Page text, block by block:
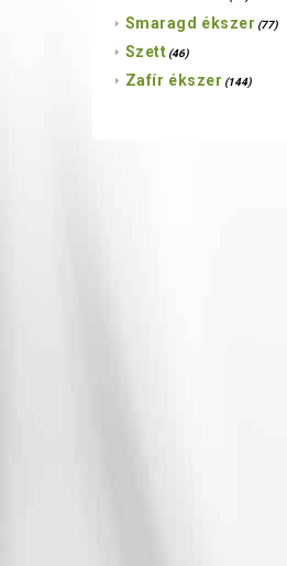
Smaragd ékszer (77)
Szett (46)
Zafír ékszer (144)